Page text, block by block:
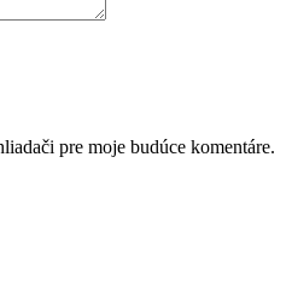
pre moje budúce komentáre.